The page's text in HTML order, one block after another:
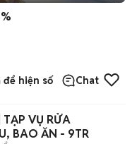
để hiện số Chat
VỤ RỬA
BAO ĂN - 9TR